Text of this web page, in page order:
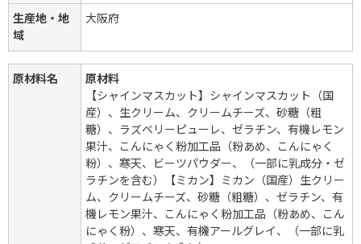
生産地・地
域
大阪府
原材料名
原材料
【シャインマスカット】シャインマスカット（国
産）、生クリーム、クリームチーズ、砂糖（粗
糖）、ラズベリーピューレ、ゼラチン、有機レモン
果汁、こんにゃく粉加工品（粉あめ、こんにゃく
粉）、寒天、ビーツパウダー、（一部に乳成分・ゼ
ラチンを含む）【ミカン】ミカン（国産）生クリー
ム、クリームチーズ、砂糖（粗糖）、ゼラチン、有
機レモン果汁、こんにゃく粉加工品（粉あめ、こん
にゃく粉）、寒天、有機アールグレイ、（一部に乳